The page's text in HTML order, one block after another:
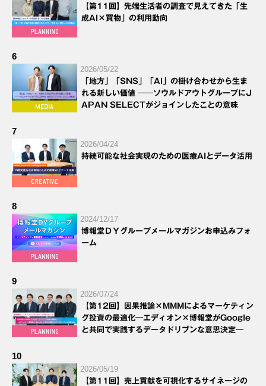
【第11回】先端生活者の調査で見えてきた「生
成AI×買物」の利用動向
6
2026/05/22
「地方」「SNS」「AI」の掛け合わせから生ま
れる新しい価値 ──ソウルドアウトグループにJ
APAN SELECTがジョインしたことの意味
7
2026/04/24
持続可能な社会実現のための医療AIとデータ活用
8
2024/12/17
博報堂ＤＹグループメールマガジンお申込みフォ
ーム
9
2026/07/24
【第12回】因果推論×MMMによるマーケティン
グ投資の最適化―エディオン×博報堂がGoogle
と共同で実践するデータドリブンな意思決定―
10
2026/05/19
【第11回】売上貢献を可視化するサイネージの